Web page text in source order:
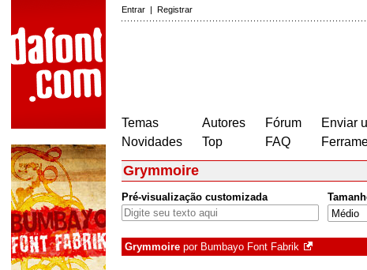
Entrar | Registrar
Temas
Novidades
Autores
Top
Fórum
FAQ
Enviar
Grymmoire
Pré-visualização customizada
Grymmoire por Bumbayo Font Fabrik